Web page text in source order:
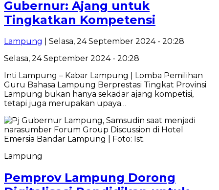
Gubernur: Ajang untuk
Tingkatkan Kompetensi
Lampung
| Selasa, 24 September 2024 - 20:28
Selasa, 24 September 2024 - 20:28
Inti Lampung – Kabar Lampung | Lomba Pemilihan
Guru Bahasa Lampung Berprestasi Tingkat Provinsi
Lampung bukan hanya sekadar ajang kompetisi,
tetapi juga merupakan upaya…
Lampung
Pemprov Lampung Dorong